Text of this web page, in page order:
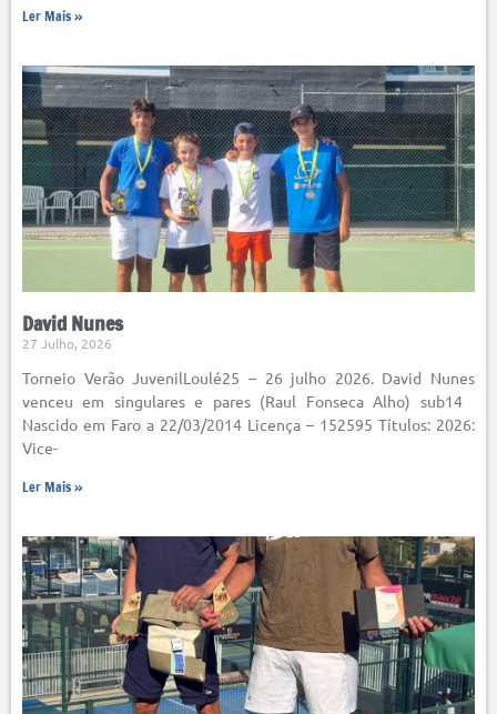
Ler Mais »
David Nunes
27 Julho, 2026
Torneio Verão JuvenilLoulé25 – 26 julho 2026. David Nunes
venceu em singulares e pares (Raul Fonseca Alho) sub14
Nascido em Faro a 22/03/2014 Licença – 152595 Títulos: 2026:
Vice-
Ler Mais »